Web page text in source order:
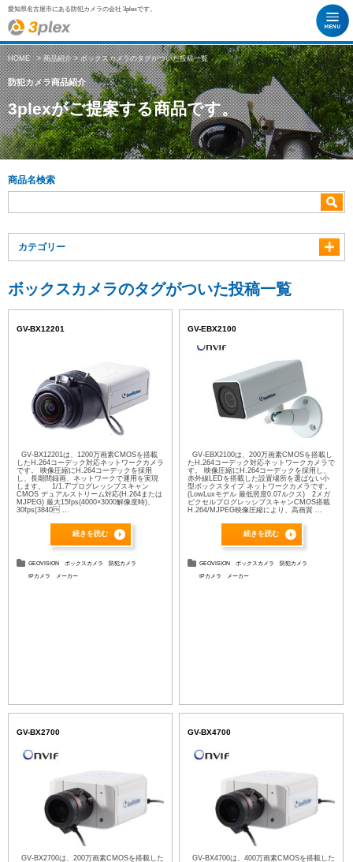
愛知県名古屋市にある防犯カメラの会社 3plexです。
HOME>商品紹介> ボックスカメラのタグがついた投稿一覧
防犯カメラ商品紹介
3plexがご提案する商品です。
商品名検索
カテゴリー
ボックスカメラのタグがついた投稿一覧
GV-BX12201
GV-BX12201は、1200万画素CMOSを搭載
したH.264コーデック対応ネットワークカメラ
です。 映像圧縮にH.264コーデックを採用
し、長期間録画、ネットワークで運用を実現
します。 1/1.7”プログレッシブスキャン
CMOS デュアルストリーム対応(H.264または
MJPEG) 最大15fps(4000×3000解像度時)、
30fps(3840 ...
続きを読む
GEOVISION ボックスカメラ 防犯カメラ
IPカメラ メーカー
GV-EBX2100
GV-EBX2100は、200万画素CMOSを搭載し
たH.264コーデック対応ネットワークカメラで
す。 映像圧縮にH.264コーデックを採用し、
赤外線LEDを搭載した設置場所を選ばない小
型ボックスタイプ ネットワークカメラです。
(LowLuxモデル 最低照度0.07ルクス) 2メガ
ピクセルプログレッシブスキャンCMOS搭載
H.264/MJPEG映像圧縮により、高画質 ...
続きを読む
GEOVISION ボックスカメラ 防犯カメラ
IPカメラ メーカー
GV-BX2700
GV-BX2700は、200万画素CMOSを搭載した
GV-BX4700
GV-BX4700は、400万画素CMOSを搭載した